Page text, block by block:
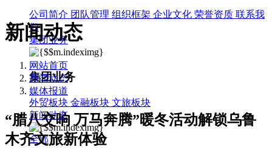
公司简介 团队管理 组织框架 企业文化 荣誉资质 联系我
们
集团业务
集团业务
外贸板块 金融板块 文旅板块
新闻动态
全部
新闻动态
网站首页
新闻动态
媒体报道
“腊八交响 万马奔腾”暖冬活动解锁乌鲁
木齐文旅新体验